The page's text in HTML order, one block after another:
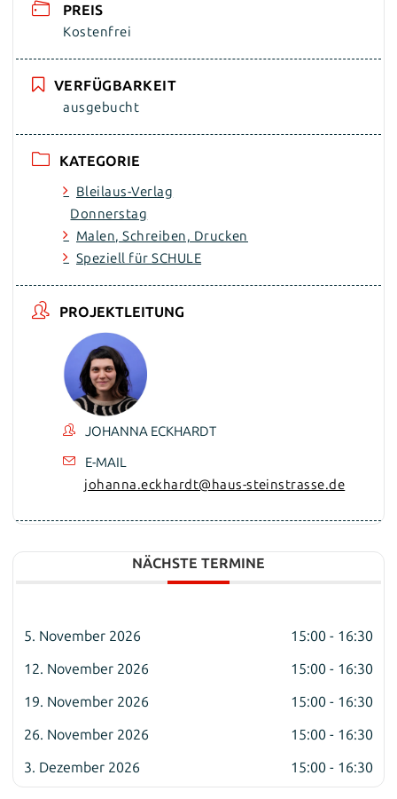
PREIS
Kostenfrei
VERFÜGBARKEIT
ausgebucht
KATEGORIE
Bleilaus-Verlag
Donnerstag
Malen, Schreiben, Drucken
Speziell für SCHULE
PROJEKTLEITUNG
JOHANNA ECKHARDT
E-MAIL
johanna.eckhardt@haus-steinstrasse.de
NÄCHSTE TERMINE
5. November 2026
15:00 - 16:30
12. November 2026
15:00 - 16:30
19. November 2026
15:00 - 16:30
26. November 2026
15:00 - 16:30
3. Dezember 2026
15:00 - 16:30